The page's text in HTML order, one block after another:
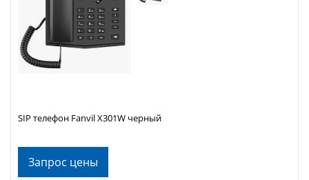
Запрос цены
SIP телефон Fanvil X301W черный